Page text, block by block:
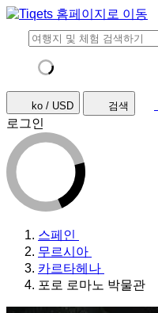
ko / USD 검색
로그인
스페인
무르시아
카르타헤나
포로 로마노 박물관